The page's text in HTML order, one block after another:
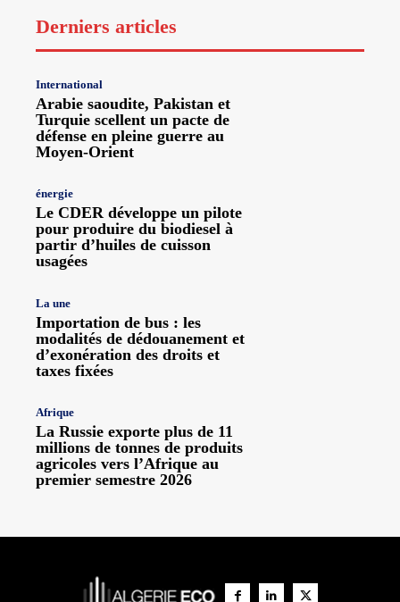
Derniers articles
International
Arabie saoudite, Pakistan et
Turquie scellent un pacte de
défense en pleine guerre au
Moyen-Orient
énergie
Le CDER développe un pilote
pour produire du biodiesel à
partir d’huiles de cuisson
usagées
La une
Importation de bus : les
modalités de dédouanement et
d’exonération des droits et
taxes fixées
Afrique
La Russie exporte plus de 11
millions de tonnes de produits
agricoles vers l’Afrique au
premier semestre 2026